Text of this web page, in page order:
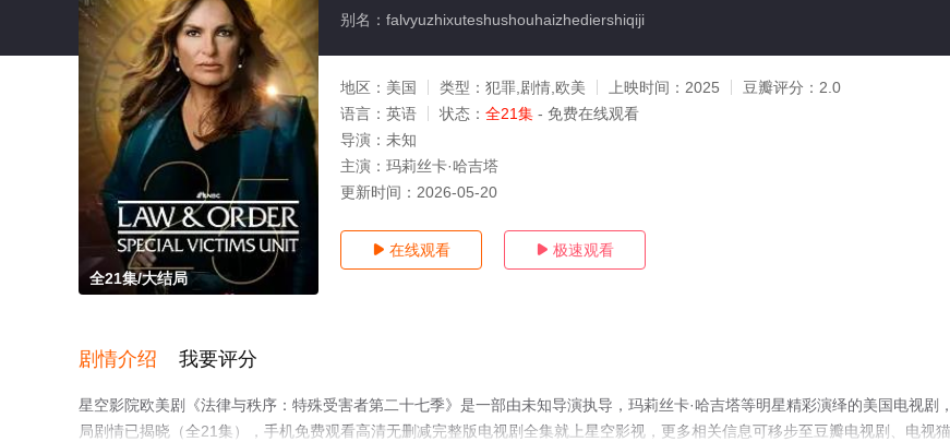
全21集/大结局
别名：falvyuzhixuteshushouhaizhediershiqiji
地区： 美国 类型： 犯罪,剧情,欧美 上映时间： 2025 豆瓣评分： 2.0
语言： 英语 状态： 全21集 - 免费在线观看
导演： 未知
主演： 玛莉丝卡·哈吉塔
更新时间： 2026-05-20
 在线观看  极速观看
剧情介绍 我要评分
星空影院欧美剧《法律与秩序：特殊受害者第二十七季》是一部由未知导演执导，玛莉丝卡·哈吉塔等明星精彩演绎的美国电视剧
局剧情已揭晓（全21集），手机免费观看高清无删减完整版电视剧全集就上星空影视，更多相关信息可移步至豆瓣电视剧、电视